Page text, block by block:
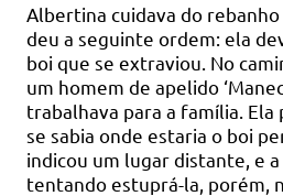
Albertina cuidava do
deu a seguinte ordem: ela
boi que se extraviou. No
um homem de apelido
trabalhava para a família.
se sabia onde estaria o boi
indicou um lugar distante, e
tentando estuprá-la, porém,